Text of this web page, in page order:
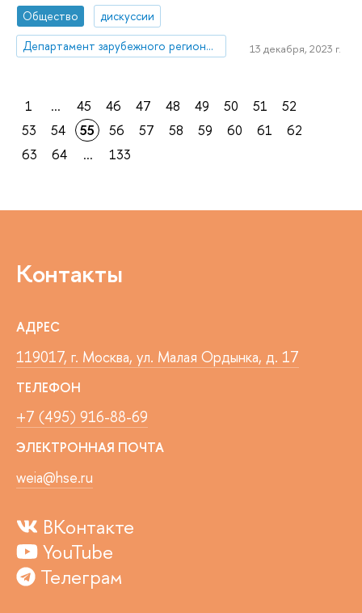
Общество
дискуссии
Департамент зарубежного регионоведения
13 декабря, 2023 г.
1 ... 45 46 47 48 49 50 51
52
53
54 55 56 57 58 59 60 61
62
63
64 ... 133
Контакты
АДРЕС
119017, г. Москва, ул. Малая Ордынка, д. 17
ТЕЛЕФОН
+7 (495) 916-88-69
ЭЛЕКТРОННАЯ ПОЧТА
weia@hse.ru
ВКонтакте
YouTube
Телеграм